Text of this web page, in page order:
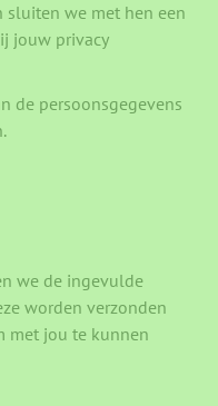
sluiten we met hen een
jouw privacy
de persoonsgegevens
we de ingevulde
worden verzonden
met jou te kunnen